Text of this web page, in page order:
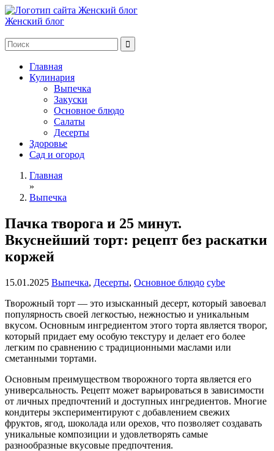
Женский блог
Главная
Кулинария
Выпечка
Закуски
Основное блюдо
Салаты
Десерты
Здоровье
Сад и огород
Главная
»
Выпечка
Пачка творога и 25 минут.
Вкуснейший торт: рецепт без раскатки
коржей
15.01.2025 Выпечка, Десерты, Основное блюдо cybe
Творожный торт — это изысканный десерт, который завоевал
популярность своей легкостью, нежностью и уникальным
вкусом. Основным ингредиентом этого торта является творог,
который придает ему особую текстуру и делает его более
легким по сравнению с традиционными маслами или
сметанными тортами.
Основным преимуществом творожного торта является его
универсальность. Рецепт может варьироваться в зависимости
от личных предпочтений и доступных ингредиентов. Многие
кондитеры экспериментируют с добавлением свежих
фруктов, ягод, шоколада или орехов, что позволяет создавать
уникальные композиции и удовлетворять самые
разнообразные вкусовые предпочтения.